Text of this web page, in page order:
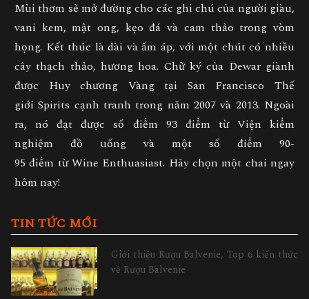
Mùi thơm sẽ mở đường cho các ghi chú của người giàu,
vani kem, mật ong, kẹo đá và cam thảo trong vòm
họng. Kết thúc là dài và ấm áp, với một chút có nhiều
cây thạch thảo, hương hoa. Chữ ký của Dewar giành
được Huy chương Vàng tại San Francisco Thế
giới Spirits cạnh tranh trong năm 2007 và 2013. Ngoài
ra, nó đạt được số điểm 93 điểm từ Viện kiểm
nghiệm đồ uống và một số điểm 90-
95 điểm từ Wine Enthuasiast. Hãy chọn một chai ngay
hôm nay!
TIN TỨC MỚI
Giới thiệu Rượu Balvenie, Top 6 kiến thức
về Rượu Balvenie